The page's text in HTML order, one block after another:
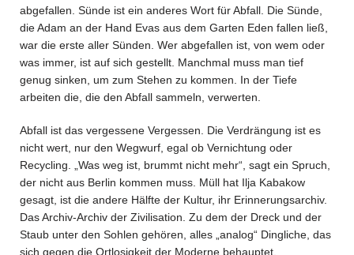
abgefallen. Sünde ist ein anderes Wort für Abfall. Die Sünde,
die Adam an der Hand Evas aus dem Garten Eden fallen ließ,
war die erste aller Sünden. Wer abgefallen ist, von wem oder
was immer, ist auf sich gestellt. Manchmal muss man tief
genug sinken, um zum Stehen zu kommen. In der Tiefe
arbeiten die, die den Abfall sammeln, verwerten.
Abfall ist das vergessene Vergessen. Die Verdrängung ist es
nicht wert, nur den Wegwurf, egal ob Vernichtung oder
Recycling. „Was weg ist, brummt nicht mehr“, sagt ein Spruch,
der nicht aus Berlin kommen muss. Müll hat Ilja Kabakow
gesagt, ist die andere Hälfte der Kultur, ihr Erinnerungsarchiv.
Das Archiv-Archiv der Zivilisation. Zu dem der Dreck und der
Staub unter den Sohlen gehören, alles „analog“ Dingliche, das
sich gegen die Ortlosigkeit der Moderne behauptet.